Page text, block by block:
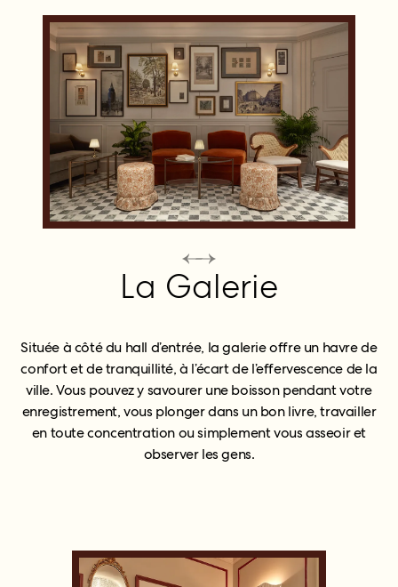
La Galerie
Située à côté du hall d’entrée, la galerie offre un havre de
confort et de tranquillité, à l’écart de l’effervescence de la
ville. Vous pouvez y savourer une boisson pendant votre
enregistrement, vous plonger dans un bon livre, travailler
en toute concentration ou simplement vous asseoir et
observer les gens.